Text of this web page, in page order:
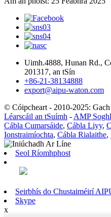
Uimh.4888, Hunan Rd.,
201317, an tSín
+86-21-38134888
export@aipu-waton.com
© Cóipcheart - 2010-2025: Gach
Léarscáil an tSuímh - AMP
Cábla Cumarsáide, Cábla Liyy,
Ionstraimíochta, Cábla Rialaithe,
Seol Ríomhphost
Seirbhís do Chustaiméirí
Skype
x